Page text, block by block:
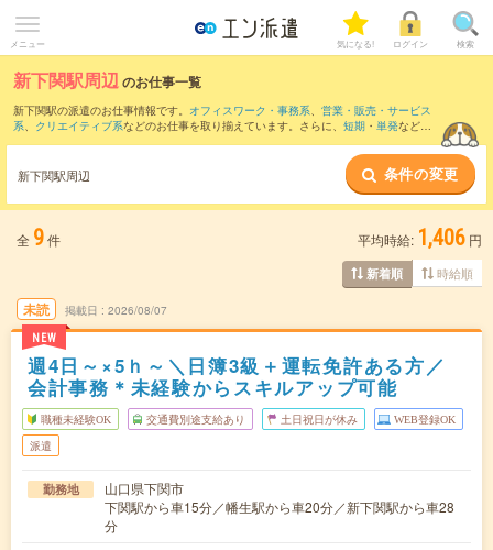
メニュー 気になる! ログイン 検索
新下関駅周辺のお仕事一覧
新下関駅の派遣のお仕事情報です。 オフィスワーク・事務系、 営業・販売・サービス
系、 クリエイティブ系などのお仕事を取り揃えています。さらに、 短期 ・ 単発などの
また、下関駅・
など近隣駅のお仕事もご確認いた
だけます。
新下関駅周辺 条件の変更
全 9件 平均時給: 1,406 円
新着順 時給順
未読
NEW
掲載日 2026/08/07
週4日～×5ｈ～＼日簿3級＋運転免許ある方／
会計事務＊未経験からスキルアップ可能
職種未経験OK 交通費別途支給あり 土日祝日が休み WEB登録OK
派遣
勤務地
山口県下関市
下関駅から車15分／幡生駅から車20分／新下関駅から車28
分